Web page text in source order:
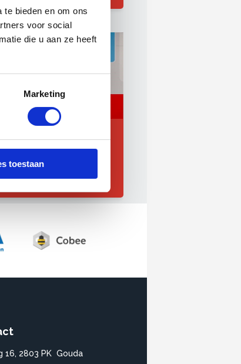
bieden en om ons
voor social
die u aan ze heeft
Marketing
toestaan
en
155
16, 2803 PK Gouda